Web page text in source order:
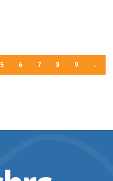
5 6 7 8 9 …